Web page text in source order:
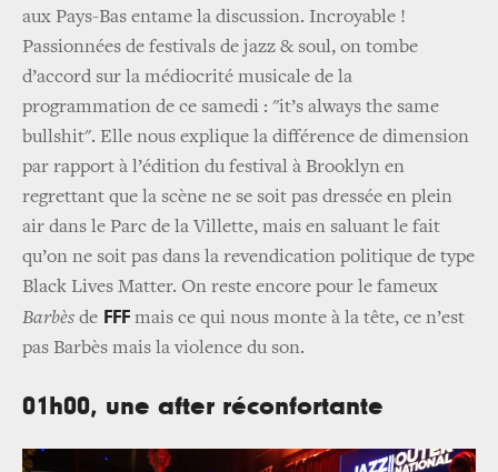
aux Pays-Bas entame la discussion. Incroyable !
Passionnées de festivals de jazz & soul, on tombe
d’accord sur la médiocrité musicale de la
programmation de ce samedi : "it’s always the same
bullshit". Elle nous explique la différence de dimension
par rapport à l’édition du festival à Brooklyn en
regrettant que la scène ne se soit pas dressée en plein
air dans le Parc de la Villette, mais en saluant le fait
qu’on ne soit pas dans la revendication politique de type
Black Lives Matter. On reste encore pour le fameux
Barbès de FFF mais ce qui nous monte à la tête, ce n’est
pas Barbès mais la violence du son.
01h00, une after réconfortante